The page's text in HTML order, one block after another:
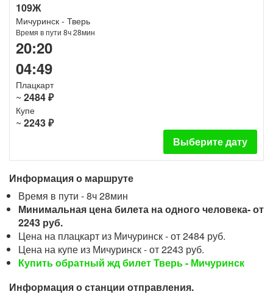
109Ж
Мичуринск - Тверь
Время в пути 8ч 28мин
20:20
04:49
Плацкарт
~ 2484 ₽
Купе
~ 2243 ₽
Выберите дату
Информация о маршруте
Время в пути - 8ч 28мин
Минимальная цена билета на одного человека- от
2243 руб.
Цена на плацкарт из Мичуринск - от 2484 руб.
Цена на купе из Мичуринск - от 2243 руб.
Купить обратный жд билет Тверь - Мичуринск
Информация о станции отправления.